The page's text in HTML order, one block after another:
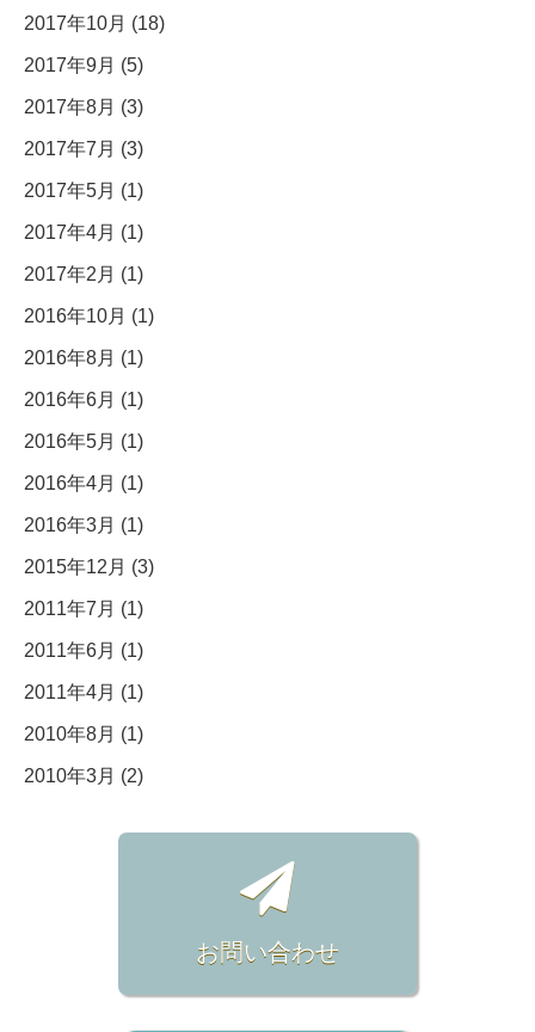
2017年10月 (18)
2017年9月 (5)
2017年8月 (3)
2017年7月 (3)
2017年5月 (1)
2017年4月 (1)
2017年2月 (1)
2016年10月 (1)
2016年8月 (1)
2016年6月 (1)
2016年5月 (1)
2016年4月 (1)
2016年3月 (1)
2015年12月 (3)
2011年7月 (1)
2011年6月 (1)
2011年4月 (1)
2010年8月 (1)
2010年3月 (2)
お問い合わせ